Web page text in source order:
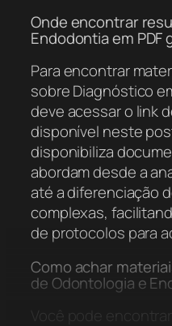
Onde encontrar
Endodontia em PDF
Para encontrar
sobre Diagnóstico
deve acessar o link
disponível neste
disponibiliza
abordam desde a
até a diferenciação
complexas,
de protocolos para
Como achar
de Odontologia e